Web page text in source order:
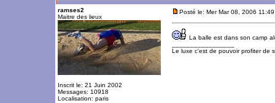
ramses2
Maitre des lieux
Inscrit le: 21 Juin 2002
Messages: 10918
Localisation: paris
Posté le: Mer Mar 08, 2006
La balle est dans son camp
Le luxe c'est de pouvoir profiter de